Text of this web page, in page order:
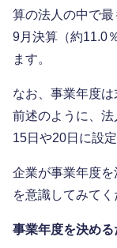
算の法人の中で
9月決算（約11.0
ます。
なお、事業年度は
前述のように、法
15日や20日に設
企業が事業年度
を意識してみてく
事業年度を決める